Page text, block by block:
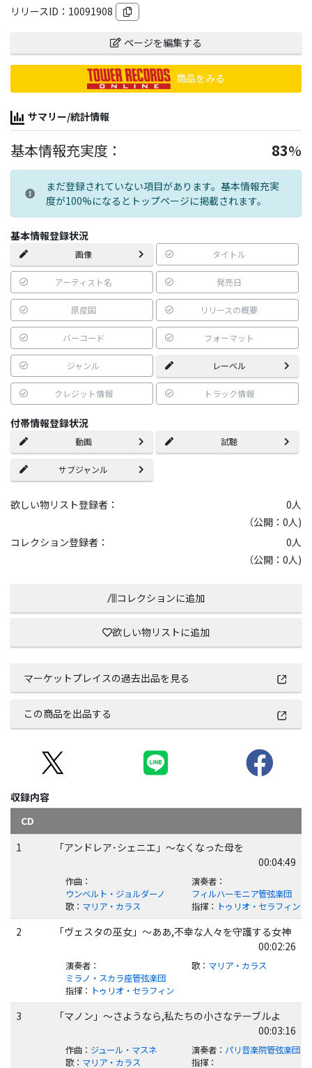
リリースID： 10091908
ページを編集する
商品をみる
サマリー/統計情報
基本情報充実度： 83%
まだ登録されていない項目があります。基本情報充実
度が100%になるとトップページに掲載されます。
基本情報登録状況
画像 タイトル
アーティスト名 発売日
原産国 リリースの概要
バーコード フォーマット
ジャンル レーベル
クレジット情報 トラック情報
付帯情報登録状況
動画 試聴
サブジャンル
欲しい物リスト登録者： 0人
（公開：0人)
コレクション登録者：
0人
（公開：0人)
コレクションに追加
欲しい物リストに追加
マーケットプレイスの過去出品を見る
この商品を出品する
収録内容
CD
1
「アンドレア･シェニエ」～なくなった母を
00:04:49
作曲：
ウンベルト・ジョルダーノ
演奏者：
フィルハーモニア管弦楽団
歌： マリア・カラス 指揮： トゥリオ・セラフィン
2
「ヴェスタの巫女」～ああ,不幸な人々を守護する女神
00:02:26
演奏者：
ミラノ・スカラ座管弦楽団
歌： マリア・カラス
指揮： トゥリオ・セラフィン
3
「マノン」～さようなら,私たちの小さなテーブルよ
00:03:16
作曲： ジュール・マスネ 演奏者： パリ音楽院管弦楽団
歌： マリア・カラス 指揮：